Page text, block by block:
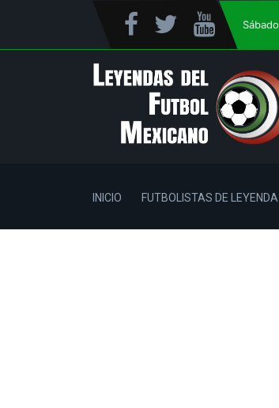
Sábado
INICIO FUTBOLISTAS DE LEYENDA